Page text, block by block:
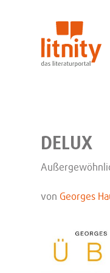
DELUX
von Georges